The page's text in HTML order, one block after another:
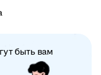
быть вам